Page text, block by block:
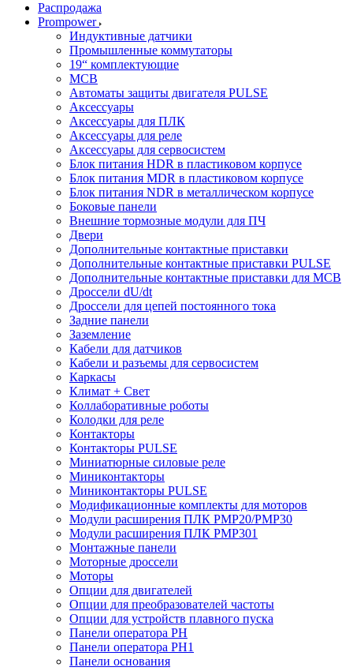
Распродажа
Prompower
Индуктивные датчики
Промышленные коммутаторы
19“ комплектующие
MCB
Автоматы защиты двигателя PULSE
Аксессуары
Аксессуары для ПЛК
Аксессуары для реле
Аксессуары для сервосистем
Блок питания HDR в пластиковом корпусе
Блок питания MDR в пластиковом корпусе
Блок питания NDR в металлическом корпусе
Боковые панели
Внешние тормозные модули для ПЧ
Двери
Дополнительные контактные приставки
Дополнительные контактные приставки PULSE
Дополнительные контактные приставки для MCB
Дроссели dU/dt
Дроссели для цепей постоянного тока
Задние панели
Заземление
Кабели для датчиков
Кабели и разъемы для сервосистем
Каркасы
Климат + Свет
Коллаборативные роботы
Колодки для реле
Контакторы
Контакторы PULSE
Миниатюрные силовые реле
Миниконтакторы
Миниконтакторы PULSE
Модификационные комплекты для моторов
Модули расширения ПЛК PMP20/PMP30
Модули расширения ПЛК PMP301
Монтажные панели
Моторные дроссели
Моторы
Опции для двигателей
Опции для преобразователей частоты
Опции для устройств плавного пуска
Панели оператора PH
Панели оператора PH1
Панели основания